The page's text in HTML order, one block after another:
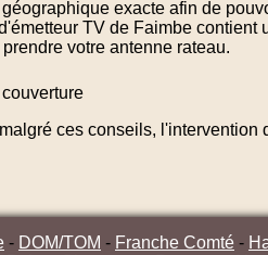
exacte afin de
TV de Faimbe contient
votre antenne rateau.
ces conseils, l'intervention
- DOM/TOM - Franche Comté -